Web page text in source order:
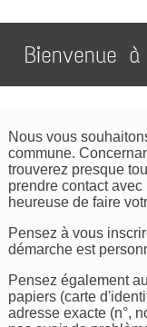
Bienvenue
Nous vous
commune.
trouverez presque
prendre contact
heureuse de faire
Pensez à vous
démarche est
Pensez également
papiers (carte
adresse exacte (n°,